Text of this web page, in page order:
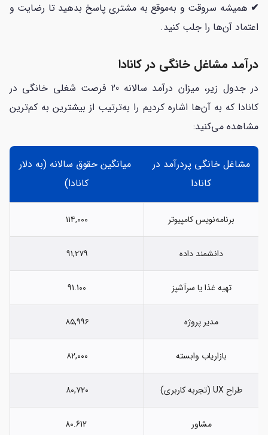
✔ همیشه سروقت و به‌موقع به مشتری پاسخ بدهید تا رضایت و
اعتماد آن‌ها را جلب کنید.
درآمد مشاغل خانگی در کانادا
در جدول زیر، میزان درآمد سالانه 20 فرصت شغلی خانگی در
کانادا که به آن‌ها اشاره کردیم را به‌ترتیب از بیشترین به کم‌ترین
مشاهده می‌کنید:
مشاغل خانگی پردرآمد در
کانادا
میانگین حقوق سالانه (به دلار
کانادا)
برنامه‌نویس کامپیوتر ۱۱۴,۰۰۰
دانشمند داده ۹۱,۲۷۹
تهیه‌ غذا یا سرآشپز 91.100
مدیر پروژه ۸۵,۹۹۶
بازاریاب وابسته ۸۲,۰۰۰
طراح UX (تجربه کاربری) ۸۰,۷۲۰
مشاور 80.612